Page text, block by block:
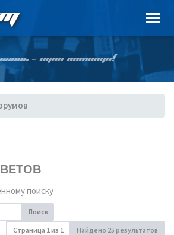
– ОДНА КОМАНДА!
поиску
Поиск
Страница 1из 1 Найдено 25 результатов